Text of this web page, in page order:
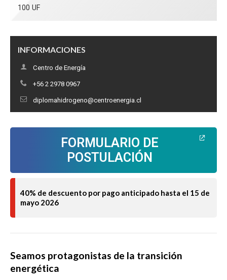
INFORMACIONES
Centro de Energía
+56 2 2978 0967
diplomahidrogeno@centroenergia.cl
100 UF
FORMULARIO DE
POSTULACIÓN
40% de descuento por pago anticipado hasta el 15 de
mayo 2026
Seamos protagonistas de la transición
energética